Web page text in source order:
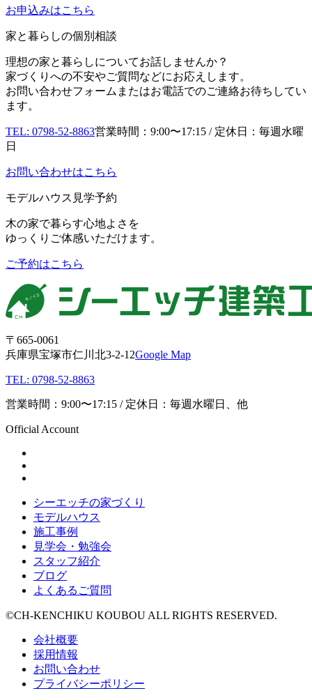
お申込みはこちら
家と暮らしの個別相談
理想の家と暮らしについてお話しませんか？
家づくりへの不安やご質問などにお応えします。
お問い合わせフォームまたはお電話でのご連絡お待ちしてい
ます。
TEL: 0798-52-8863営業時間：9:00〜17:15 / 定休日：毎週水曜
日
お問い合わせはこちら
モデルハウス見学予約
木の家で暮らす心地よさを
ゆっくりご体感いただけます。
ご予約はこちら
〒665-0061
兵庫県宝塚市仁川北3-2-12Google Map
TEL: 0798-52-8863
営業時間：9:00〜17:15 / 定休日：毎週水曜日、他
Official Account
シーエッチの家づくり
モデルハウス
施工事例
見学会・勉強会
スタッフ紹介
ブログ
よくあるご質問
©CH-KENCHIKU KOUBOU ALL RIGHTS RESERVED.
会社概要
採用情報
お問い合わせ
プライバシーポリシー